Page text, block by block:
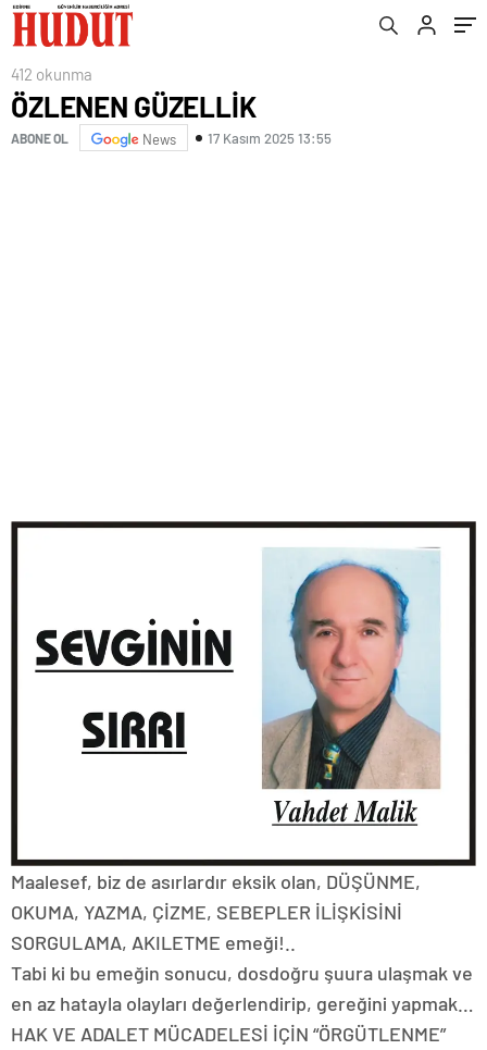
412 okunma
ÖZLENEN GÜZELLİK
ABONE OL News 17 Kasım 2025 13:55
Maalesef, biz de asırlardır eksik olan, DÜŞÜNME,
OKUMA, YAZMA, ÇİZME, SEBEPLER İLİŞKİSİNİ
SORGULAMA, AKILETME emeği!..
Tabi ki bu emeğin sonucu, dosdoğru şuura ulaşmak ve
en az hatayla olayları değerlendirip, gereğini yapmak…
HAK VE ADALET MÜCADELESİ İÇİN “ÖRGÜTLENME”